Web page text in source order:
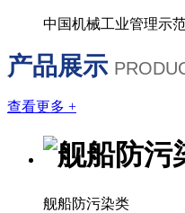
中国机械工业管理示
产品展示
查看更多 +
舰船防污染类